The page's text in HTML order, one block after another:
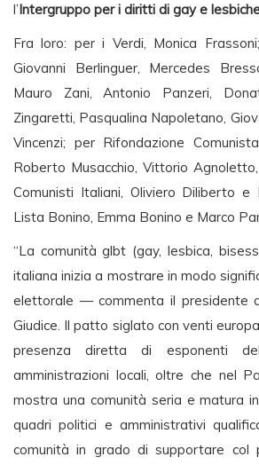
l’Intergruppo per i diritti di gay e
Fra loro: per i Verdi, Monica
Giovanni Berlinguer, Mercedes
Mauro Zani, Antonio Panzeri,
Zingaretti, Pasqualina Napoletano,
Vincenzi; per Rifondazione
Roberto Musacchio, Vittorio
Comunisti Italiani, Oliviero Diliberto e
Lista Bonino, Emma Bonino e Marco
“La comunità glbt (gay, lesbica,
italiana inizia a mostrare in modo
elettorale — commenta il presidente
Giudice. Il patto siglato con venti
presenza diretta di esponenti
amministrazioni locali, oltre che nel
mostra una comunità seria e matura
quadri politici e amministrativi
comunità in grado di supportare col